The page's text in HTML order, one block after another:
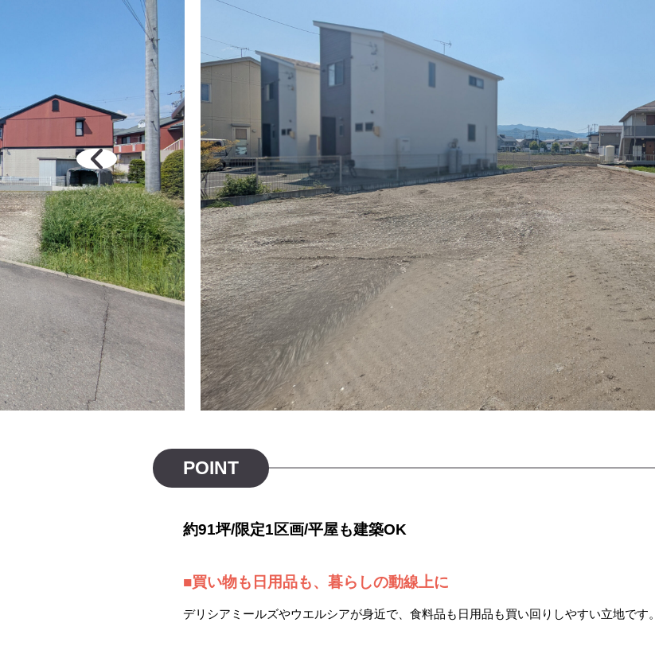
POINT
約91坪/限定1区画/平屋も建築OK
■買い物も日用品も、暮らしの動線上に
デリシアミールズやウエルシアが身近で、食料品も日用品も買い回りしやすい立地です。